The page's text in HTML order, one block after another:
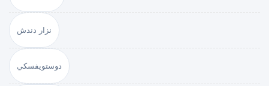
نزار دندش
دوستويفسكي